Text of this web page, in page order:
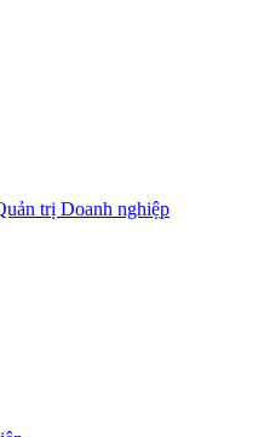
trị Doanh nghiệp